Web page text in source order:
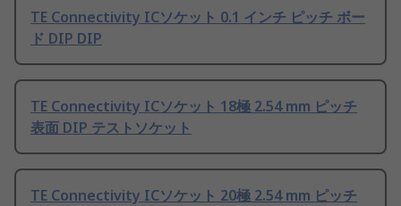
TE Connectivity ICソケット 0.1 インチ ピッチ ボー
ド DIP DIP
TE Connectivity ICソケット 18極 2.54 mm ピッチ
表面 DIP テストソケット
TE Connectivity ICソケット 20極 2.54 mm ピッチ